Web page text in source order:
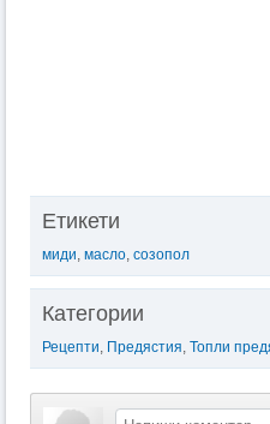
Етикети
миди, масло, созопол
Категории
Рецепти, Предястия, Топли